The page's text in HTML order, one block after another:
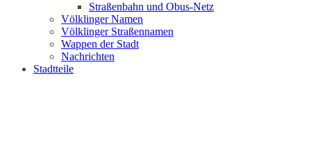
Straßenbahn und Obus-Netz
Völklinger Namen
Völklinger Straßennamen
Wappen der Stadt
Nachrichten
Stadtteile